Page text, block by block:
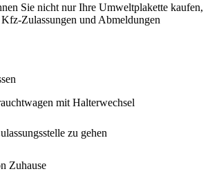
Sie nicht nur Ihre Umweltplakette kaufen,
Zulassungen und Abmeldungen
mit Halterwechsel
zu gehen
Zuhause